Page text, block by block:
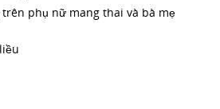
trên phụ nữ mang thai và bà mẹ